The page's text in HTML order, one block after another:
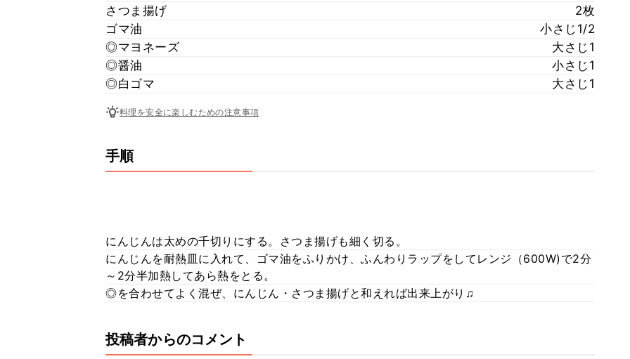
さつま揚げ
2枚
ゴマ油
小さじ1/2
◎マヨネーズ
大さじ1
◎醤油
小さじ1
◎白ゴマ
大さじ1
料理を安全に楽しむための注意事項
手順
にんじんは太めの千切りにする。さつま揚げも細く切る。
にんじんを耐熱皿に入れて、ゴマ油をふりかけ、ふんわりラップをしてレンジ（600W)で2分
～2分半加熱してあら熱をとる。
◎を合わせてよく混ぜ、にんじん・さつま揚げと和えれば出来上がり♫
投稿者からのコメント